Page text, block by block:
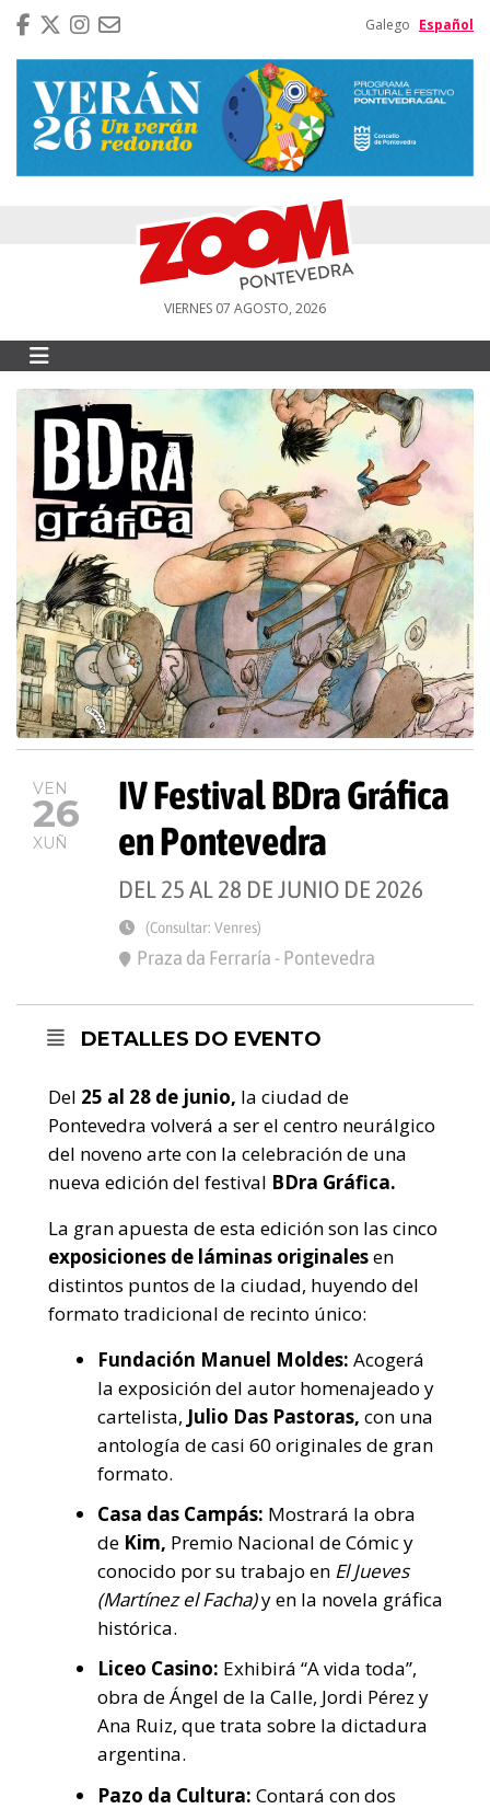
Galego Español
VIERNES 07 AGOSTO, 2026
VEN
26
XUÑ
IV Festival BDra Gráfica
en Pontevedra
DEL 25 AL 28 DE JUNIO DE 2026
(Consultar: Venres)
Praza da Ferraría - Pontevedra
DETALLES DO EVENTO
Del 25 al 28 de junio, la ciudad de
Pontevedra volverá a ser el centro neurálgico
del noveno arte con la celebración de una
nueva edición del festival BDra Gráfica.
La gran apuesta de esta edición son las cinco
exposiciones de láminas originalesen
distintos puntos de la ciudad, huyendo del
formato tradicional de recinto único:
Fundación Manuel Moldes: Acogerá
la exposición del autor homenajeado y
cartelista, Julio Das Pastoras, con una
antología de casi 60 originales de gran
formato.
Casa das Campás: Mostrará la obra
de Kim, Premio Nacional de Cómic y
conocido por su trabajo en El Jueves
(Martínez el Facha)y en la novela gráfica
histórica.
Liceo Casino: Exhibirá “A vida toda”,
obra de Ángel de la Calle, Jordi Pérez y
Ana Ruiz, que trata sobre la dictadura
argentina.
Pazo da Cultura: Contará con dos